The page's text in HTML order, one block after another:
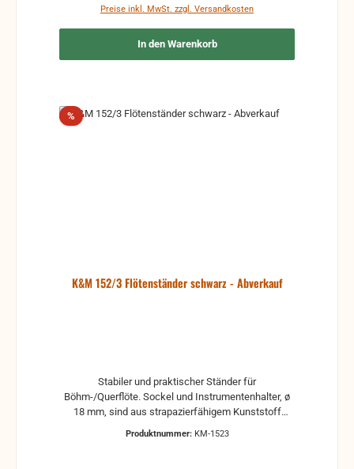
Preise inkl. MwSt. zzgl. Versandkosten
In den Warenkorb
%Rabatt
K&M 152/3 Flötenständer schwarz - Abverkauf
Stabiler und praktischer Ständer für
Böhm-/Querflöte. Sockel und Instrumentenhalter, ø
18 mm, sind aus strapazierfähigem Kunststoff
Produktnummer: KM-1523